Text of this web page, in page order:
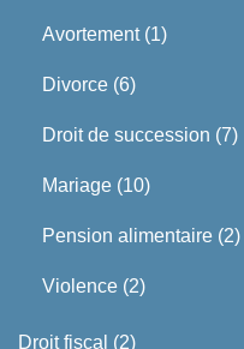
Avortement(1)
Divorce (6)
Droit de succession (7)
Mariage (10)
Pension alimentaire (2)
Violence (2)
Droit fiscal (2)